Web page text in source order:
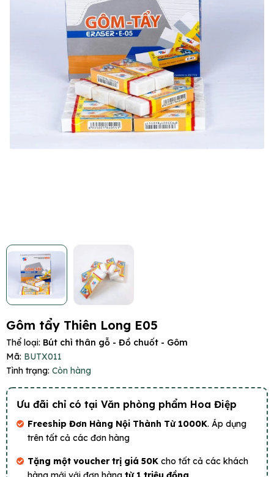
Gôm tẩy Thiên Long E05
Thể loại: Bút chì thân gỗ - Đồ chuốt - Gôm
Mã: BUTX011
Tình trạng: Còn hàng
Ưu đãi chỉ có tại Văn phòng phẩm Hoa Điệp
Freeship Đơn Hàng Nội Thành Từ 1000K. Áp dụng
trên tất cả các đơn hàng
Tặng một voucher trị giá 50K cho tất cả các khách